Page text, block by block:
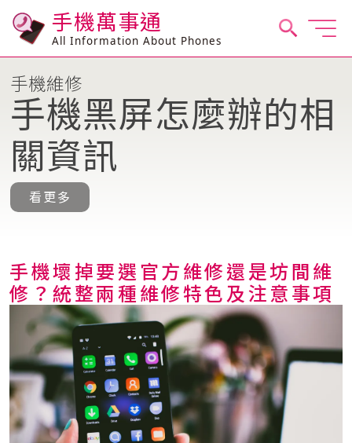
手機萬事通
All Information About Phones
手機維修
手機黑屏怎麼辦的相
關資訊
看更多
手機壞掉要選官方維修還是坊間維
修？統整兩種維修特色及注意事項